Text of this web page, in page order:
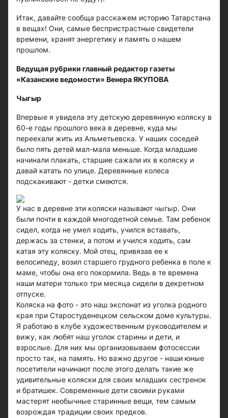
Итак, давайте сообща расскажем историю Татарстана
в вещах! Они, самые беспристрастные свидетели
времени, хранят энергетику и память о нашем
прошлом.
Ведущая рубрики главный редактор газеты
«Казанские ведомости» Венера ЯКУПОВА
Чыгыр
Впервые я увидела эту детскую деревянную коляску в
60-е годы прошлого века в деревне, куда мы
переехали жить из Альметьевска. У наших соседей
было пять детей мал-мала меньше. Когда младшие
начинали плакать, старшие сажали их в коляску и
давай катать по улице. Деревянные колеса
подскакивают - детки смеются.
У нас в деревне эти коляски называют чыгыр. Они
были почти в каждой многодетной семье. Там ребенок
сидел, когда не умел ходить, учился вставать,
держась за стенки, а потом и учился ходить, сам
катая эту коляску. Мой отец, привязав ее к
велосипеду, возил старшего грудного ребенка в поле к
маме, чтобы она его покормила. Ведь в те времена
наши матери только три месяца сидели в декретном
отпуске.
Коляска на фото - это наш экспонат из уголка родного
края при Старостуденецком сельском доме культуры.
Я работаю в клубе художественным руководителем и
вижу, как любят наш уголок старины и дети, и
взрослые. Для них мы организовываем фотосессии
просто так, на память. Но важно другое - наши юные
посетители начинают после этого делать такие же
удивительные коляски для своих младших сестренок
и братишек. Современные дети своими руками
мастерят необычные старинные вещи, тем самым
возрождая традиции своих предков.